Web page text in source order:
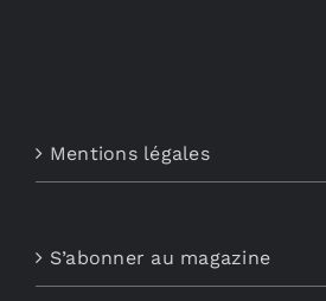
Mentions légales
S’abonner au magazine